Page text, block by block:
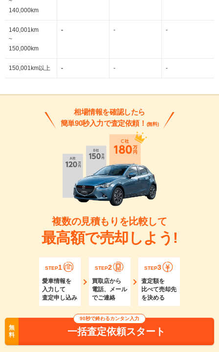
140,000km
140,001km
~
150,000km
- - -
150,001km以上 - - -
相場情報を確認したら
簡単90秒入力で査定依頼！ (無料)
複数の見積もりを比較して
最高額で売却しよう!
STEP1
愛車情報を
入力して
査定申し込み
STEP2
買取店から
電話、メール
でご連絡
STEP3
査定額を
比べて売却先
を決める
無
料
90秒で終わるカンタン入力
一括査定依頼スタート